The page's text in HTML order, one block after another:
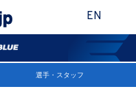
EN
選手・スタッフ